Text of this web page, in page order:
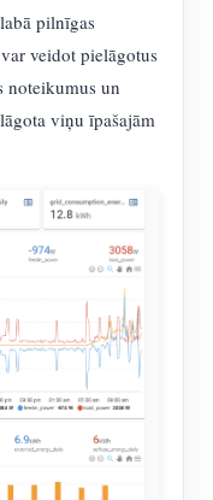
pilnīgas
veidot pielāgotus
noteikumus un
viņu īpašajām